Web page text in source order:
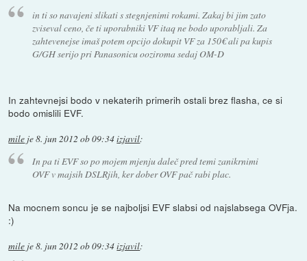
in ti so navajeni slikati s stegnjenimi rokami. Zakaj bi jim zato
zviseval ceno, če ti uporabniki VF itaq ne bodo uporabljali. Za
zahtevenejse imaš potem opcijo dokupit VF za 150€ ali pa kupis
G/GH serijo pri Panasonicu ooziroma sedaj OM-D
In zahtevnejsi bodo v nekaterih primerih ostali brez flasha, ce si
bodo omislili EVF.
mile je8. jun 2012 ob 09:34izjavil:
In pa ti EVF so po mojem mjenju daleč pred temi zanikrnimi
OVF v majsih DSLRjih, ker dober OVF pač rabi plac.
Na mocnem soncu je se najboljsi EVF slabsi od najslabsega OVFja.
:)
mile je8. jun 2012 ob 09:34izjavil: